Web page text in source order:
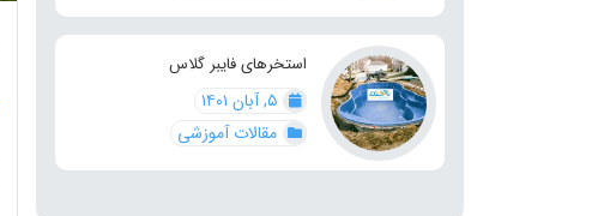
استخرهای فایبر گلاس
مقالات آموزشی